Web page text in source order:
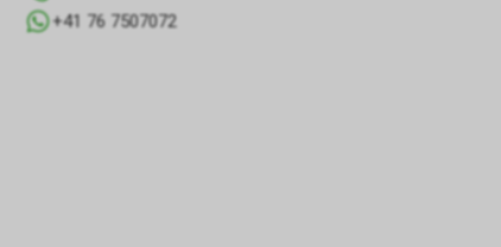
+41 76 7507072